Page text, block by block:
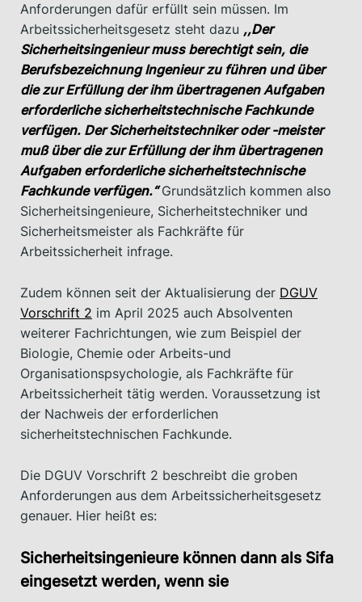
Anforderungen dafür erfüllt sein müssen. Im
Arbeitssicherheitsgesetz steht dazu ,,Der
Sicherheitsingenieur muss berechtigt sein, die
Berufsbezeichnung Ingenieur zu führen und über
die zur Erfüllung der ihm übertragenen Aufgaben
erforderliche sicherheitstechnische Fachkunde
verfügen. Der Sicherheitstechniker oder -meister
muß über die zur Erfüllung der ihm übertragenen
Aufgaben erforderliche sicherheitstechnische
Fachkunde verfügen.“Grundsätzlich kommen also
Sicherheitsingenieure, Sicherheitstechniker und
Sicherheitsmeister als Fachkräfte für
Arbeitssicherheit infrage.
Zudem können seit der Aktualisierung der DGUV
Vorschrift 2 im April 2025 auch Absolventen
weiterer Fachrichtungen, wie zum Beispiel der
Biologie, Chemie oder Arbeits-und
Organisationspsychologie, als Fachkräfte für
Arbeitssicherheit tätig werden. Voraussetzung ist
der Nachweis der erforderlichen
sicherheitstechnischen Fachkunde.
Die DGUV Vorschrift 2 beschreibt die groben
Anforderungen aus dem Arbeitssicherheitsgesetz
genauer. Hier heißt es:
Sicherheitsingenieure können dann als Sifa
eingesetzt werden, wenn sie